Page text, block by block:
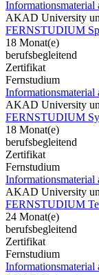
Informationsmaterial
AKAD University
FERNSTUDIUM
18 Monat(e)
berufsbegleitend
Zertifikat
Fernstudium
Informationsmaterial
AKAD University
FERNSTUDIUM
18 Monat(e)
berufsbegleitend
Zertifikat
Fernstudium
Informationsmaterial
AKAD University
FERNSTUDIUM
24 Monat(e)
berufsbegleitend
Zertifikat
Fernstudium
Informationsmaterial